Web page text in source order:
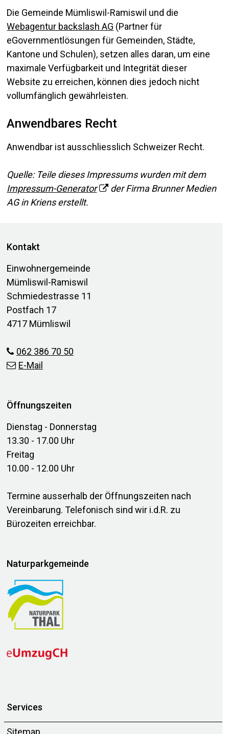
Die Gemeinde Mümliswil-Ramiswil und die
Webagentur backslash AG (Partner für
eGovernmentlösungen für Gemeinden, Städte,
Kantone und Schulen), setzen alles daran, um eine
maximale Verfügbarkeit und Integrität dieser
Website zu erreichen, können dies jedoch nicht
vollumfänglich gewährleisten.
Anwendbares Recht
Anwendbar ist ausschliesslich Schweizer Recht.
Quelle: Teile dieses Impressums wurden mit dem
Impressum-Generator
der Firma Brunner Medien
AG in Kriens erstellt.
Footer
Kontakt
Einwohnergemeinde
Mümliswil-Ramiswil
Schmiedestrasse 11
Postfach 17
4717 Mümliswil
062 386 70 50
E-Mail
Öffnungszeiten
Dienstag - Donnerstag
13.30 - 17.00 Uhr
Freitag
10.00 - 12.00 Uhr
Termine ausserhalb der Öffnungszeiten nach
Vereinbarung. Telefonisch sind wir i.d.R. zu
Bürozeiten erreichbar.
Naturparkgemeinde
Services